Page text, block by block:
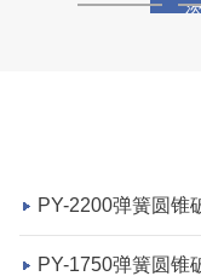
PY-2200弹簧圆锥
PY-1750弹簧圆锥